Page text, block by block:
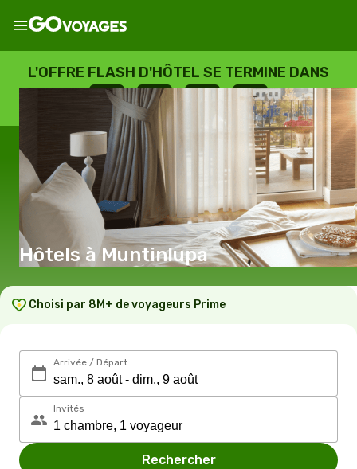
L'OFFRE FLASH D'HÔTEL SE TERMINE DANS
--
JOURS
: --
HEURES
: --
SECONDES
Hôtels à Muntinlupa
Choisi par 8M+ de voyageurs Prime
Arrivée / Départ
Invités
Rechercher